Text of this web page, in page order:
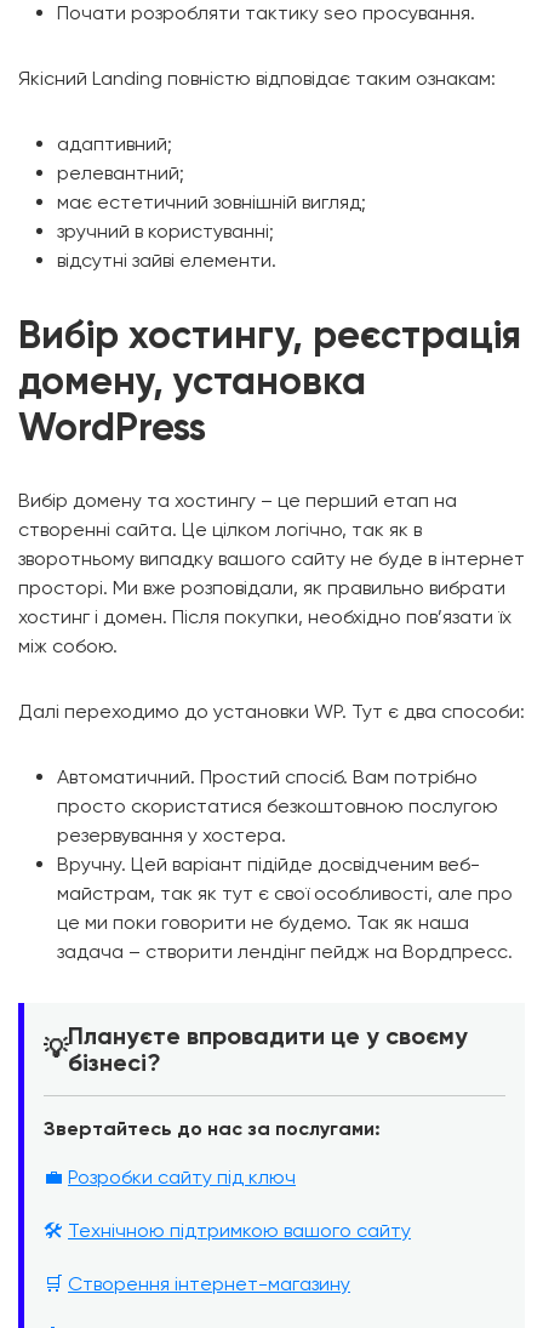
Почати розробляти тактику seo просування.
Якісний Landing повністю відповідає таким ознакам:
адаптивний;
релевантний;
має естетичний зовнішній вигляд;
зручний в користуванні;
відсутні зайві елементи.
Вибір хостингу, реєстрація
домену, установка
WordPress
Вибір домену та хостингу – це перший етап на
створенні сайта. Це цілком логічно, так як в
зворотньому випадку вашого сайту не буде в інтернет
просторі. Ми вже розповідали, як правильно вибрати
хостинг і домен. Після покупки, необхідно пов’язати їх
між собою.
Далі переходимо до установки WP. Тут є два способи:
Автоматичний. Простий спосіб. Вам потрібно
просто скористатися безкоштовною послугою
резервування у хостера.
Вручну. Цей варіант підійде досвідченим веб-
майстрам, так як тут є свої особливості, але про
це ми поки говорити не будемо. Так як наша
задача – створити лендінг пейдж на Вордпресс.
💡Плануєте впровадити це у своєму
бізнесі?
Звертайтесь до нас за послугами:
💼 Розробки сайту під ключ
🛠️ Технічною підтримкою вашого сайту
🛒 Створення інтернет-магазину